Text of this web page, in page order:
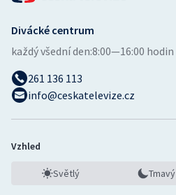
Divácké centrum
každý všední den:8:00—16:00 hodin
261 136 113
info@ceskatelevize.cz
Vzhled
Světlý Tmavý